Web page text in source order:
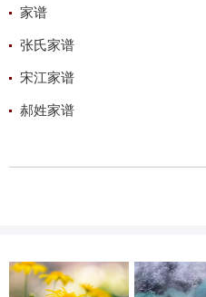
家谱
张氏家谱
宋江家谱
郝姓家谱